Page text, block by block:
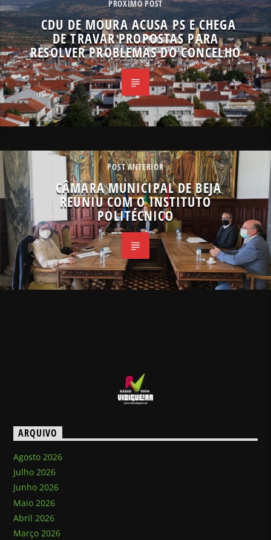
PRÓXIMO POST
CDU DE MOURA ACUSA PS E CHEGA
DE TRAVAR PROPOSTAS PARA
RESOLVER PROBLEMAS DO CONCELHO
POST ANTERIOR
CÂMARA MUNICIPAL DE BEJA
REUNIU COM O INSTITUTO
POLITÉCNICO
ARQUIVO
Agosto 2026
Julho 2026
Junho 2026
Maio 2026
Abril 2026
Março 2026